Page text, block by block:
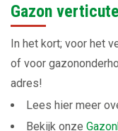
Gazon
In het kort; voor het
of voor
adres!
Lees hier meer
Bekijk onze